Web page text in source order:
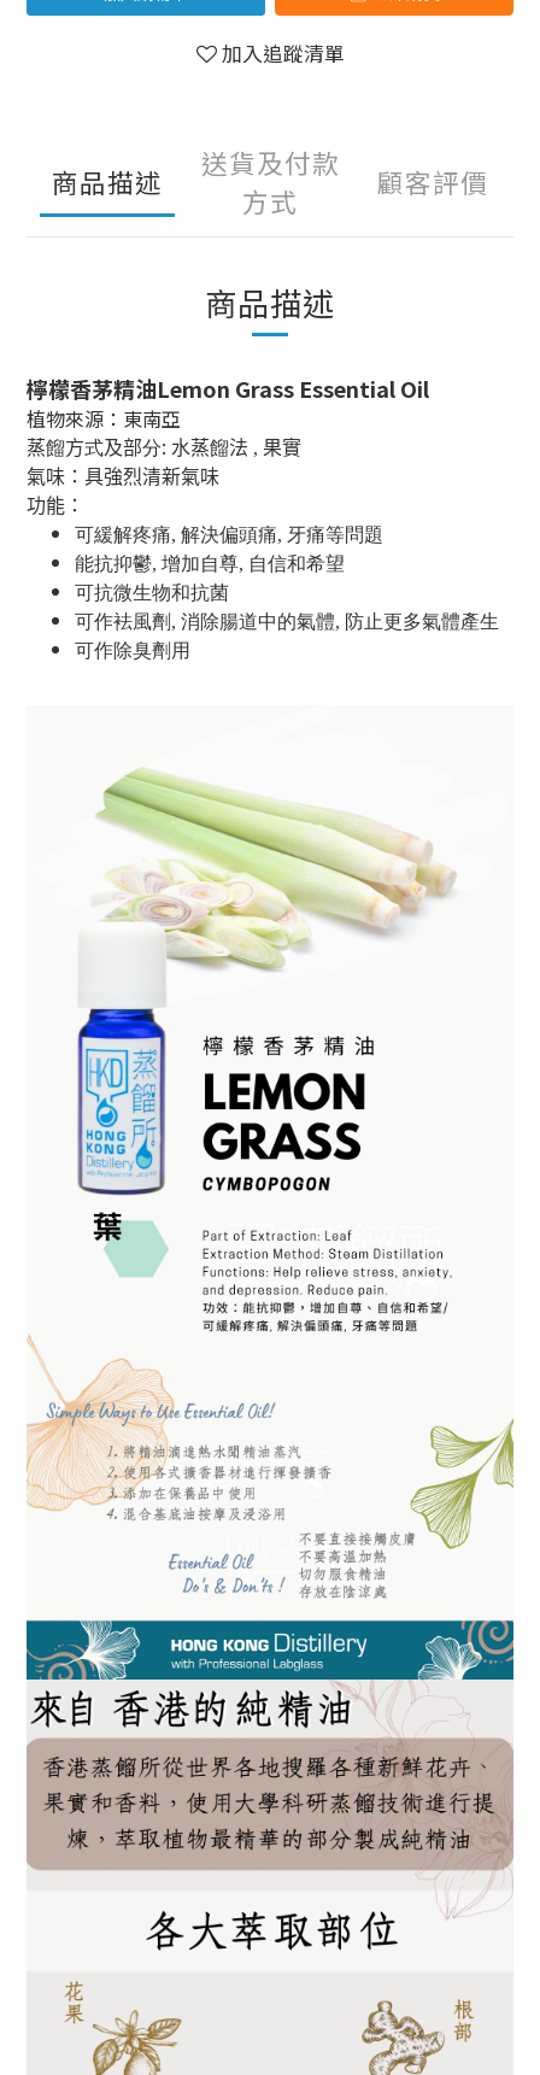
加入追蹤清單
商品描述
送貨及付款
方式
顧客評價
商品描述
檸檬香茅精油Lemon Grass Essential Oil
植物來源：東南亞
蒸餾方式及部分: 水蒸餾法 , 果實
氣味：具強烈清新氣味
功能：
可緩解疼痛, 解決偏頭痛, 牙痛等問題
能抗抑鬱, 增加自尊, 自信和希望
可抗微生物和抗菌
可作袪風劑, 消除腸道中的氣體, 防止更多氣體產生
可作除臭劑用